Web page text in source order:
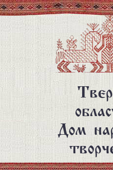
Перейти
к
основному
содержанию
Дом